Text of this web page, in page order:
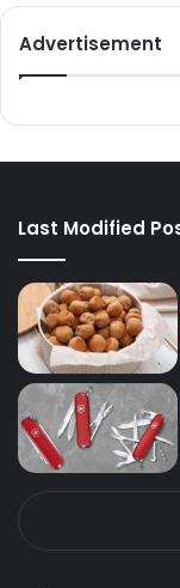
Advertisement
Last Modified